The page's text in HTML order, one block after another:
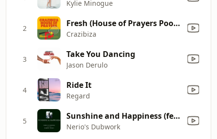
Kylie Minogue
2 Fresh (House of Prayers Poolside Edit)
Crazibiza
3 Take You Dancing
Jason Derulo
4 Ride It
Regard
5 Sunshine and Happiness (feat. Darryl Pandy) [R'n'b Steve Dub Mix]
Nerio's Dubwork